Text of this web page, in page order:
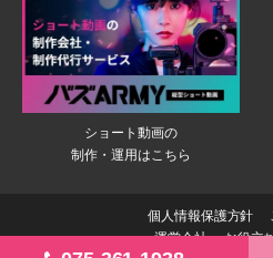
ショート動画の
制作・運用はこちら
個人情報保護方針
運営会社
お役立